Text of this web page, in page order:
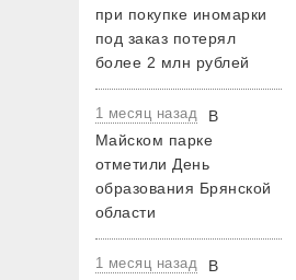
при покупке иномарки
под заказ потерял
более 2 млн рублей
1 месяц назад
В
Майском парке
отметили День
образования Брянской
области
1 месяц назад
В